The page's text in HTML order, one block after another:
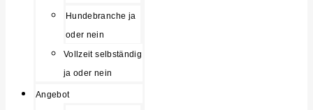
Hundebranche ja
oder nein
Vollzeit selbständig
ja oder nein
Angebot